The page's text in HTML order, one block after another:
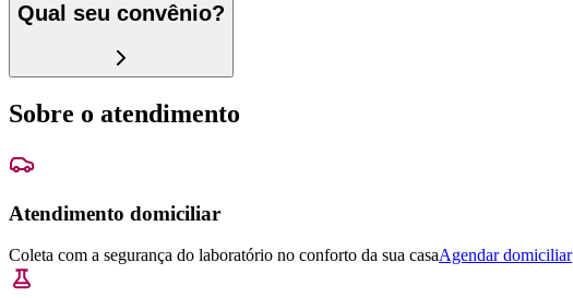
Qual seu convênio?
Sobre o atendimento
Atendimento domiciliar
Coleta com a segurança do laboratório no conforto da sua casaAgendar domiciliar